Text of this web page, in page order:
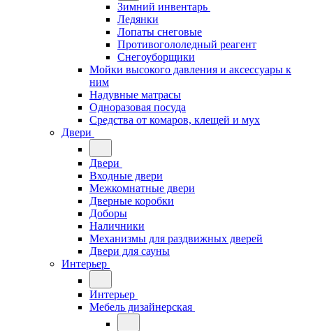
Зимний инвентарь
Ледянки
Лопаты снеговые
Противогололедный реагент
Снегоуборщики
Мойки высокого давления и аксессуары к
ним
Надувные матрасы
Одноразовая посуда
Средства от комаров, клещей и мух
Двери
Двери
Входные двери
Межкомнатные двери
Дверные коробки
Доборы
Наличники
Механизмы для раздвижных дверей
Двери для сауны
Интерьер
Интерьер
Мебель дизайнерская